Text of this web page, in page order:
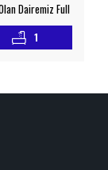
Dairemiz Full
İletişime
No :
1